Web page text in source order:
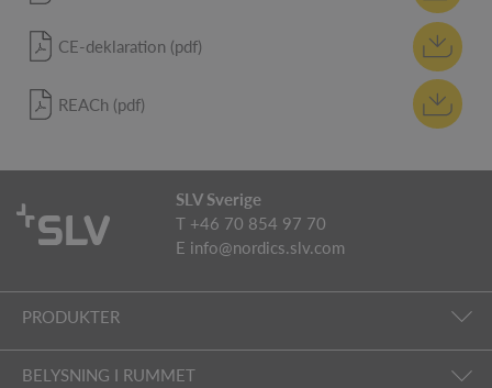
CE-deklaration (pdf)
REACh (pdf)
SLV Sverige
T +46 70 854 97 70
E info@nordics.slv.com
PRODUKTER
BELYSNING I RUMMET